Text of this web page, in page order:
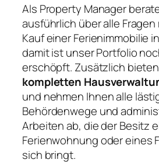
Als Property Manager
ausführlich über alle
Kauf einer Ferienimmobilie
damit ist unser Portfolio
erschöpft. Zusätzlich
kompletten
und nehmen Ihnen alle
Behördenwege und
Arbeiten ab, die der Besitz
Ferienwohnung oder eines
sich bringt.